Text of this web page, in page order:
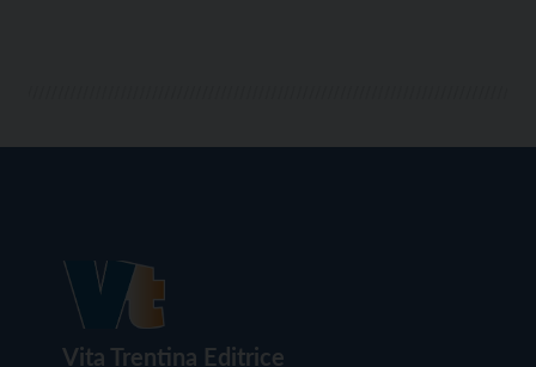
Vita Trentina Editrice